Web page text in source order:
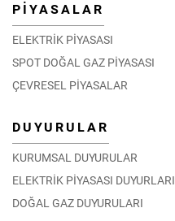
PİYASALAR
ELEKTRİK PİYASASI
SPOT DOĞAL GAZ PİYASASI
ÇEVRESEL PİYASALAR
DUYURULAR
KURUMSAL DUYURULAR
ELEKTRİK PİYASASI DUYURLARI
DOĞAL GAZ DUYURULARI